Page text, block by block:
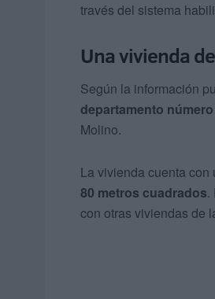
través del sistema
Una vivienda
Según la información
departamento
Molino.
La vivienda cuenta con
80 metros cuadrados.
con otras viviendas de